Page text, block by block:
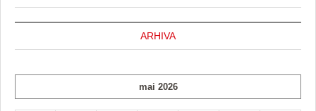
ARHIVA
mai 2026